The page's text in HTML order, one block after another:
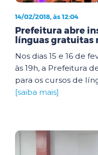
14/02/2018, às 12:04
Prefeitura abre
línguas gratuitas
Nos dias 15 e 16 de
às 19h, a Prefeitura
para os cursos de
[saiba mais]